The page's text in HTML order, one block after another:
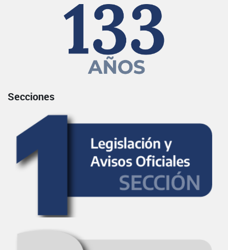
Secciones